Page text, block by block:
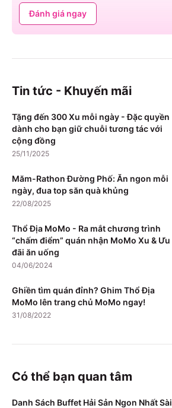
Đánh giá ngay
Tin tức - Khuyến mãi
Tặng đến 300 Xu mỗi ngày - Đặc quyền
dành cho bạn giữ chuỗi tương tác với
cộng đồng
25/11/2025
Măm-Rathon Đường Phố: Ăn ngon mỗi
ngày, đua top săn quà khủng
22/08/2025
Thổ Địa MoMo - Ra mắt chương trình
“chấm điểm” quán nhận MoMo Xu & Ưu
đãi ăn uống
04/06/2024
Ghiền tìm quán đỉnh? Ghim Thổ Địa
MoMo lên trang chủ MoMo ngay!
31/08/2022
Có thể bạn quan tâm
Danh Sách Buffet Hải Sản Ngon Nhất Sài